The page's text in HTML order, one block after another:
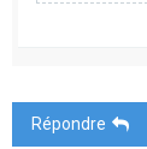
Répondre